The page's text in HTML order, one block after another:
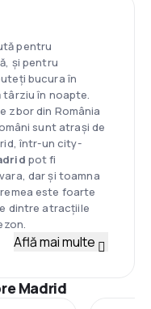
pentru
și pentru
bucura în
târziu în noapte.
zbor din România
sunt atrași de
într-un city-
pot fi
dar și toamna
este foarte
dintre atracțiile
Află mai multe
Madrid